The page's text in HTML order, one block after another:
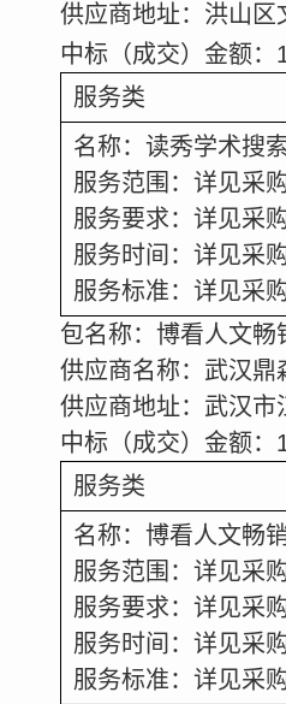
供应商地址：洪山区
中标（成交）金额：
服务类
名称：读秀学术搜
服务范围：详见采
服务要求：详见采
服务时间：详见采
服务标准：详见采
包名称：博看人文畅
供应商名称：武汉鼎
供应商地址：武汉市
中标（成交）金额：
服务类
名称：博看人文畅
服务范围：详见采
服务要求：详见采
服务时间：详见采
服务标准：详见采